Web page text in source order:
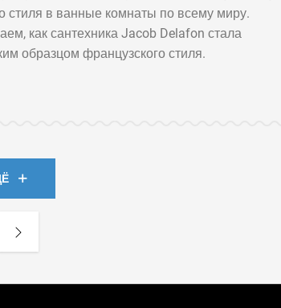
стиля в ванные комнаты по всему миру.
как сантехника Jacob Delafon стала
образцом французского стиля.